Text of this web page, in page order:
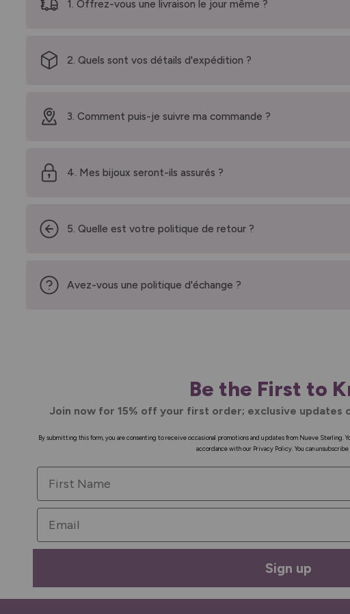
1. Offrez-vous une livraison le jour même ?
2. Quels sont vos détails d'expédition ?
3. Comment puis-je suivre ma commande ?
4. Mes bijoux seront-ils assurés ?
5. Quelle est votre politique de retour ?
Avez-vous une politique d'échange ?
Be the First to
Join now for 15% off your first order; exclusive updates
By submitting this form, you are consenting to receive occasional promotions and updates from Nueve Sterling.
accordance with our Privacy Policy. You can unsubscribe
First Name
Email
Sign up